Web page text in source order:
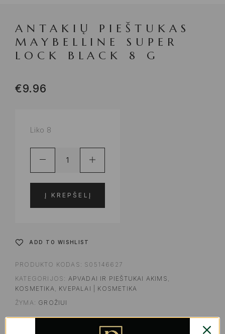
ANTAKIŲ PIEŠTUKAS
MAYBELLINE SUPER
LOCK BLACK 8 G
€9.96
Liko 8
Į KREPŠELĮ
ADD TO WISHLIST
PRODUKTO KODAS: S05146627
KATEGORIJOS: APVADAI IR PIEŠTUKAI AKIMS ,
KOSMETIKA, KVEPALAI | KOSMETIKA
ŽYMA: GROŽIUI